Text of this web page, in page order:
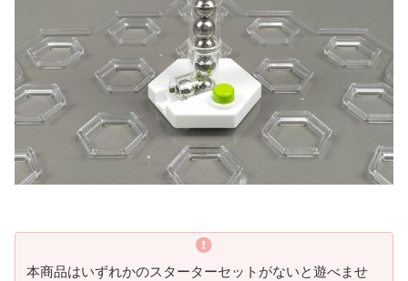
本商品はいずれかのスターターセットがないと遊べませ